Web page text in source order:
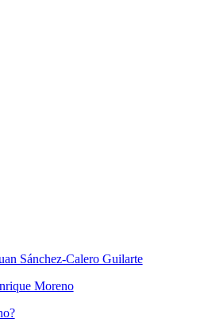
Sánchez-Calero Guilarte
Moreno